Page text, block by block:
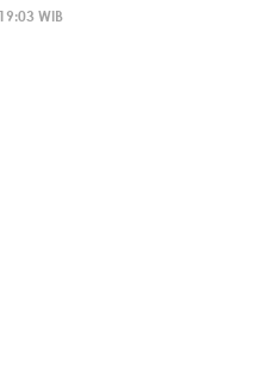
WIB